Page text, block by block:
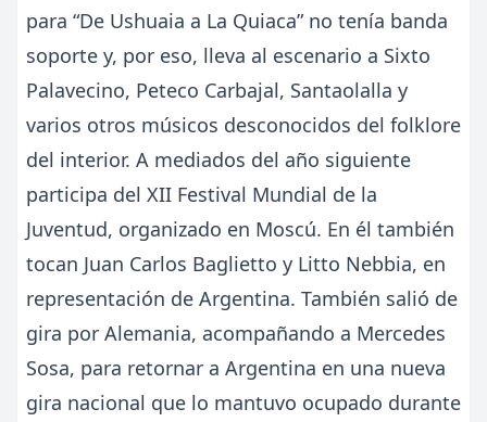
para “De Ushuaia a La Quiaca” no tenía banda
soporte y, por eso, lleva al escenario a Sixto
Palavecino, Peteco Carbajal, Santaolalla y
varios otros músicos desconocidos del folklore
del interior. A mediados del año siguiente
participa del XII Festival Mundial de la
Juventud, organizado en Moscú. En él también
tocan Juan Carlos Baglietto y Litto Nebbia, en
representación de Argentina. También salió de
gira por Alemania, acompañando a Mercedes
Sosa, para retornar a Argentina en una nueva
gira nacional que lo mantuvo ocupado durante